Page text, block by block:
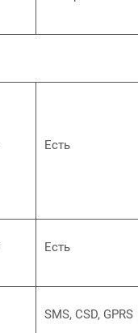
Есть
Есть
SMS, CSD, GPRS